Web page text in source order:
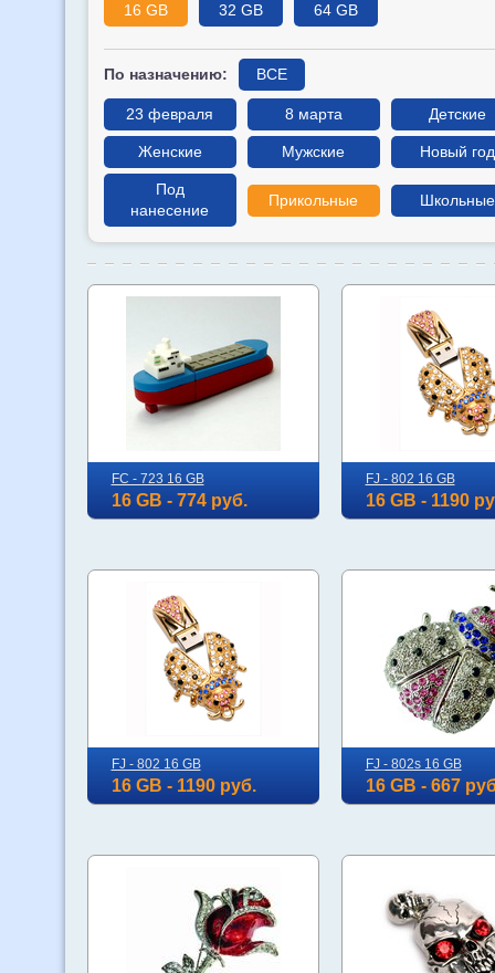
16 GB 32 GB 64 GB
По назначению: ВСЕ
23 февраля 8 марта Детские
Женские Мужские Новый год
Под
нанесение
Прикольные Школьные
FC - 723 16 GB
16 GB - 774 руб.
FJ - 802 16 GB
16 GB - 1190
FJ - 802 16 GB
16 GB - 1190 руб.
FJ - 802s 16 GB
16 GB - 667